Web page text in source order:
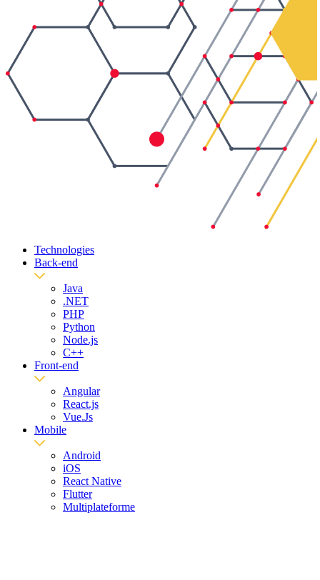
Technologies
Back-end
Java
.NET
PHP
Python
Node.js
C++
Front-end
Angular
React.js
Vue.Js
Mobile
Android
iOS
React Native
Flutter
Multiplateforme